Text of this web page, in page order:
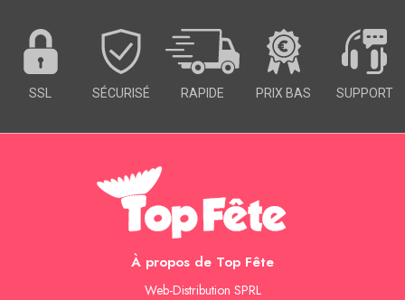
SSL SÉCURISÉ RAPIDE PRIX BAS SUPPORT
À propos de Top Fête
Web-Distribution SPRL